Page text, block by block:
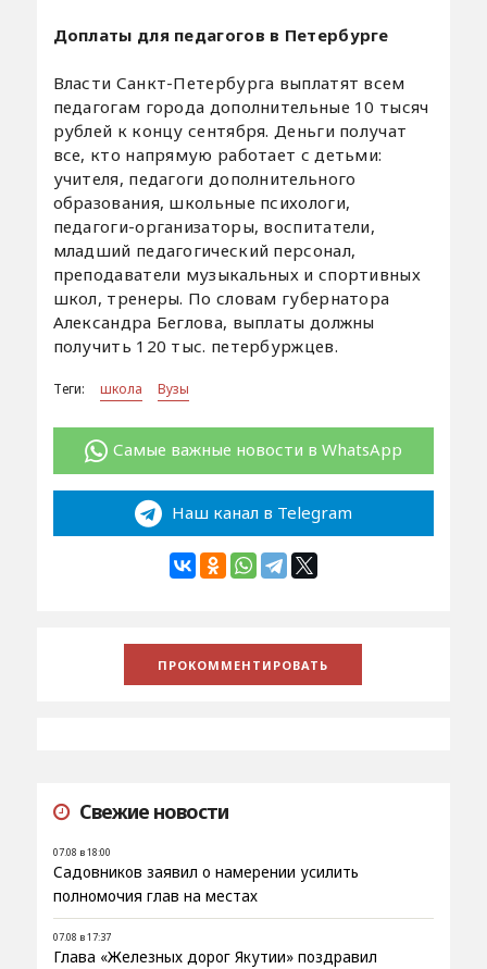
Доплаты для педагогов в Петербурге
Власти Санкт-Петербурга выплатят всем
педагогам города дополнительные 10 тысяч
рублей к концу сентября. Деньги получат
все, кто напрямую работает с детьми:
учителя, педагоги дополнительного
образования, школьные психологи,
педагоги-организаторы, воспитатели,
младший педагогический персонал,
преподаватели музыкальных и спортивных
школ, тренеры. По словам губернатора
Александра Беглова, выплаты должны
получить 120 тыс. петербуржцев.
Теги: школа Вузы
Самые важные новости в WhatsApp
Наш канал в Telegram
Свежие новости
07.08 в 18:00
Садовников заявил о намерении усилить
полномочия глав на местах
07.08 в 17:37
Глава «Железных дорог Якутии» поздравил